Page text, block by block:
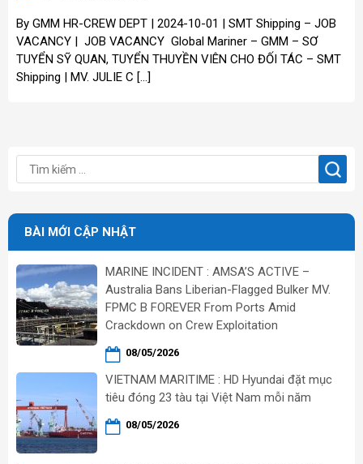
By GMM HR-CREW DEPT | 2024-10-01 | SMT Shipping – JOB
VACANCY | JOB VACANCY Global Mariner – GMM – SƠ
TUYỂN SỸ QUAN, TUYỂN THUYỀN VIÊN CHO ĐỐI TÁC – SMT
Shipping | MV. JULIE C […]
BÀI MỚI CẬP NHẬT
MARINE INCIDENT : AMSA’S ACTIVE –
Australia Bans Liberian-Flagged Bulker MV.
FPMC B FOREVER From Ports Amid
Crackdown on Crew Exploitation
08/05/2026
VIETNAM MARITIME : HD Hyundai đặt mục
tiêu đóng 23 tàu tại Việt Nam mỗi năm
08/05/2026